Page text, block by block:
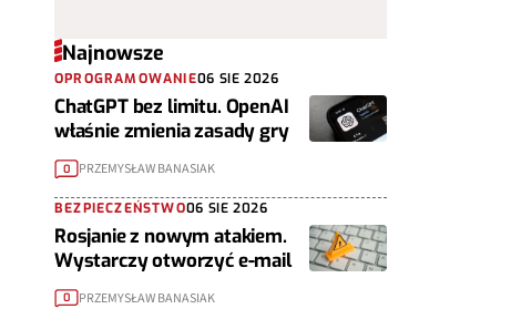
Najnowsze
OPROGRAMOWANIE06 SIE 2026
ChatGPT bez limitu. OpenAI
właśnie zmienia zasady gry
0 PRZEMYSŁAW BANASIAK
BEZPIECZEŃSTWO06 SIE 2026
Rosjanie z nowym atakiem.
Wystarczy otworzyć e-mail
0 PRZEMYSŁAW BANASIAK